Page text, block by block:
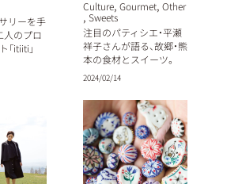
リーを手
人のプロ
「itiiti」
Culture, Gourmet, Other
, Sweets
注目のパティシエ・平瀬
祥子さんが語る、故郷・熊
本の食材とスイーツ。
2024/02/14